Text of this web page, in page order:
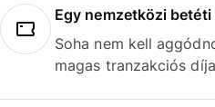
Egy nemzetközi betéti
Soha nem kell
magas tranzakciós